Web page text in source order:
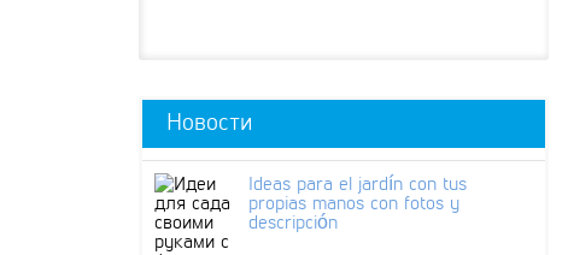
Новости
Ideas para el jardín con tus
propias manos con fotos y
descripción